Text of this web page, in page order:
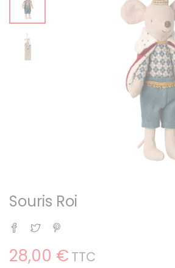
Souris Roi
Partager
Tweet
28,00 € TTC